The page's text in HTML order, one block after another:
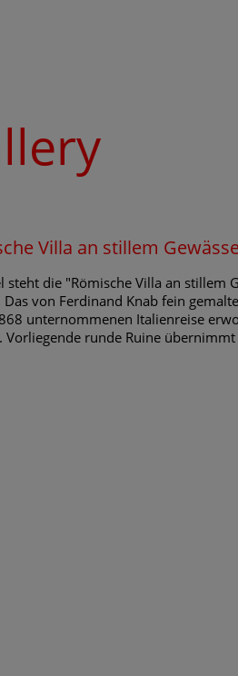
Villa an stillem
die "Römische Villa an stillem
Das von Ferdinand Knab fein
unternommenen Italienreise
runde Ruine übernimmt